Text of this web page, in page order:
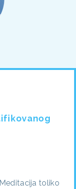
toliko